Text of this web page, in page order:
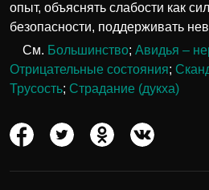
опыт, объяснять слабости как
безопасности, поддерживать
См. Большинство; Авидья –
Отрицательные состояния;
Трусость; Страдание (дукха)